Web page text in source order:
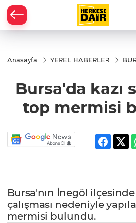
Anasayfa YEREL HABERLER
Bursa'da kazı
top mermisi
Bursa'nın İnegöl ilçesinde
çalışması nedeniyle
mermisi bulundu.